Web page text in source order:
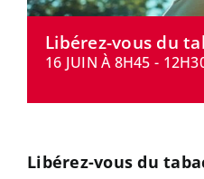
Libérez-vous du
16 JUIN À 8H45 -
Libérez-vous du